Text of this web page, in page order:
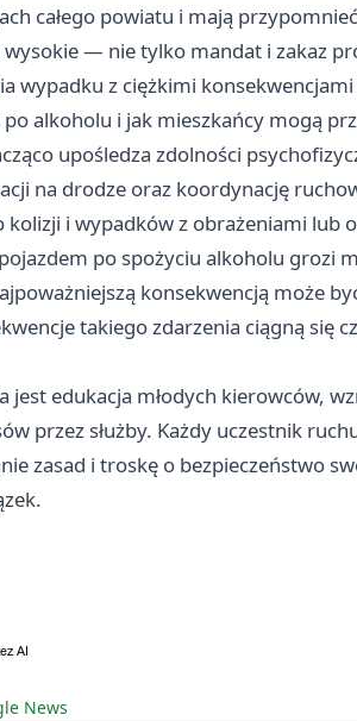
całego powiatu i mają
— nie tylko mandat i zakaz
wypadku z ciężkimi
alkoholu i jak mieszkańcy mogą
upośledza zdolności
na drodze oraz koordynację
kolizji i wypadków z obrażeniami lub
po spożyciu alkoholu grozi
konsekwencją może
takiego zdarzenia ciągną się
edukacja młodych kierowców,
przez służby. Każdy uczestnik
zasad i troskę o bezpieczeństwo
News